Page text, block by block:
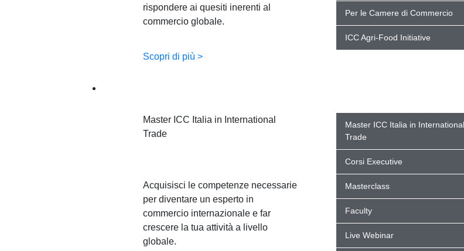
rispondere ai quesiti inerenti al
commercio globale.
Scopri di più >
Per le Camere di Commercio
ICC Agri-Food Initiative
Master ICC Italia in International
Trade
Acquisisci le competenze necessarie
per diventare un esperto in
commercio internazionale e far
crescere la tua attività a livello
globale.
Master ICC Italia in International
Trade
Corsi Executive
Masterclass
Faculty
Live Webinar